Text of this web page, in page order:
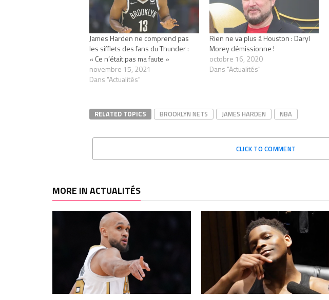
James Harden ne comprend pas
les sifflets des fans du Thunder :
« Ce n’était pas ma faute »
novembre 15, 2021
Dans "Actualités"
Rien ne va plus à Houston : Daryl
Morey démissionne !
octobre 16, 2020
Dans "Actualités"
RELATED TOPICS BROOKLYN NETS JAMES HARDEN NBA
CLICK TO COMMENT
MORE IN ACTUALITÉS